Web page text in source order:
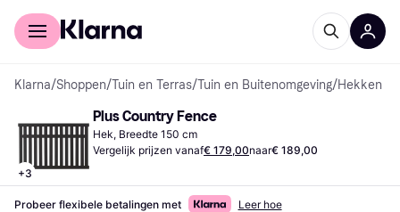
Voor shoppers
Klarna/Shoppen/Tuin en Terras/Tuin en Buitenomgeving/Hekken
+3
Plus Country Fence
Hek, Breedte 150 cm
Vergelijk prijzen vanaf€ 179,00naar€ 189,00
Probeer flexibele betalingen met Leer hoe